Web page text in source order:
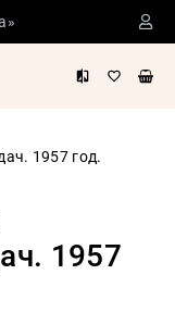
1957 год.
1957